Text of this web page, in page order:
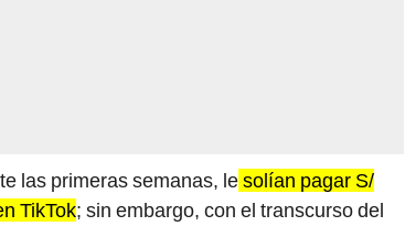
las primeras semanas, lesolían pagar S/
TikTok; sin embargo, con el transcurso del